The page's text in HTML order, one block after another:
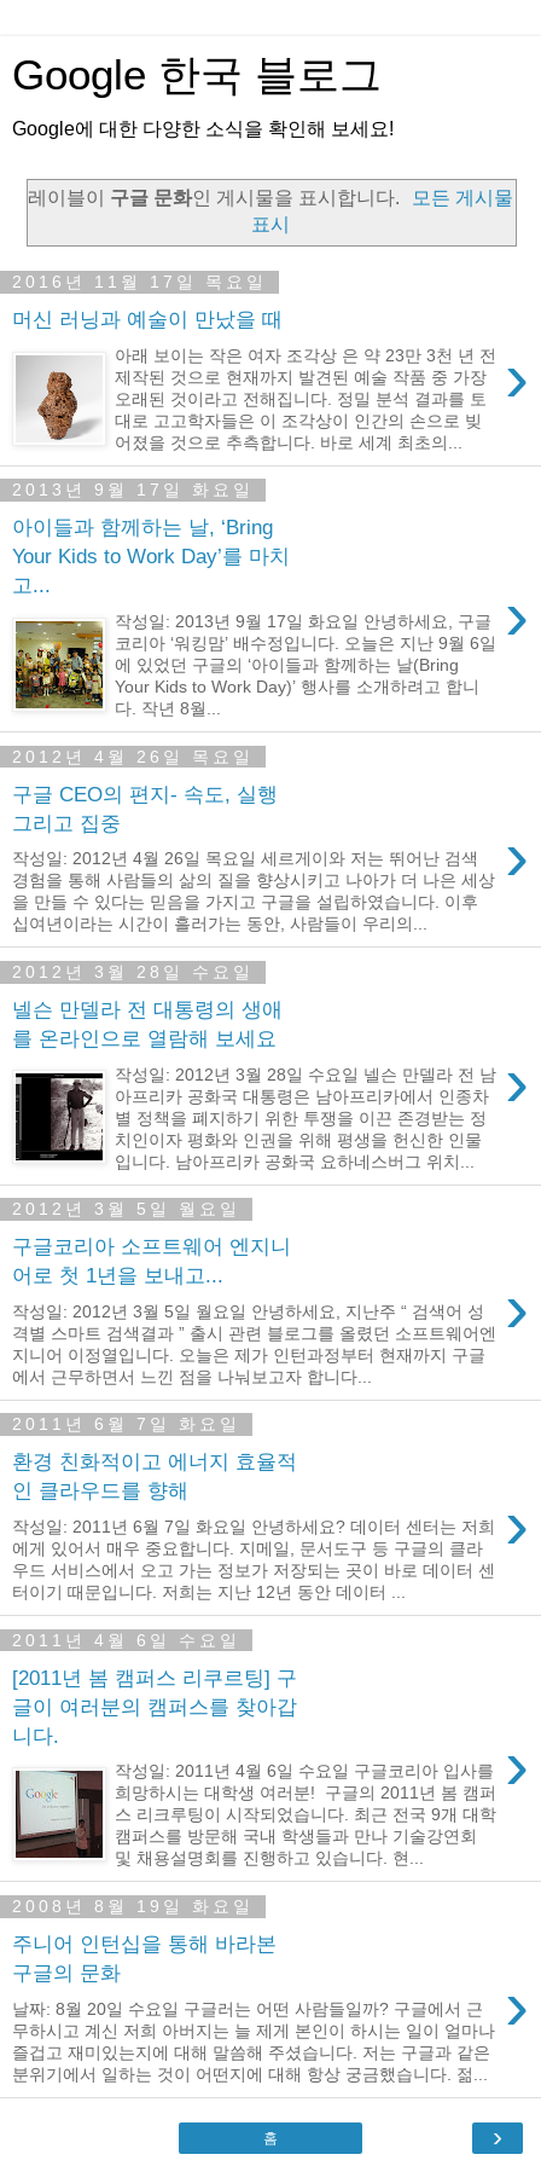
Google 한국 블로그
Google에 대한 다양한 소식을 확인해 보세요!
레이블이 구글 문화인 게시물을 표시합니다.
모든 게시물
표시
2016년 11월 17일 목요일
머신 러닝과 예술이 만났을 때
›
아래 보이는 작은 여자 조각상 은 약 23만 3천 년 전
제작된 것으로 현재까지 발견된 예술 작품 중 가장
오래된 것이라고 전해집니다. 정밀 분석 결과를 토
대로 고고학자들은 이 조각상이 인간의 손으로 빚
어졌을 것으로 추측합니다. 바로 세계 최초의...
2013년 9월 17일 화요일
아이들과 함께하는 날, ‘Bring
Your Kids to Work Day’를 마치
고...
›
작성일: 2013년 9월 17일 화요일 안녕하세요, 구글
코리아 ‘워킹맘’ 배수정입니다. 오늘은 지난 9월 6일
에 있었던 구글의 ‘아이들과 함께하는 날(Bring
Your Kids to Work Day)’ 행사를 소개하려고 합니
다. 작년 8월...
2012년 4월 26일 목요일
구글 CEO의 편지- 속도, 실행
그리고 집중
›
작성일: 2012년 4월 26일 목요일 세르게이와 저는 뛰어난 ​​검색
경험을 통해 사람들의 삶의 질을 향상시키고 나아가 더 나은 세상
을 만들 수 있다는 믿음을 가지고 구글을 설립하였습니다. 이후
십여년이라는 시간이 흘러가는 동안, 사람들이 우리의...
2012년 3월 28일 수요일
넬슨 만델라 전 대통령의 생애
를 온라인으로 열람해 보세요
›
작성일: 2012년 3월 28일 수요일 넬슨 만델라 전 남
아프리카 공화국 대통령은 남아프리카에서 인종차
별 정책을 폐지하기 위한 투쟁을 이끈 존경받는 정
치인이자 평화와 인권을 위해 평생을 헌신한 인물
입니다. 남아프리카 공화국 요하네스버그 위치...
2012년 3월 5일 월요일
구글코리아 소프트웨어 엔지니
어로 첫 1년을 보내고...
›
작성일: 2012년 3월 5일 월요일 안녕하세요, 지난주 “ 검색어 성
격별 스마트 검색결과 ” 출시 관련 블로그를 올렸던 소프트웨어엔
지니어 이정열입니다. 오늘은 제가 인턴과정부터 현재까지 구글
에서 근무하면서 느낀 점을 나눠보고자 합니다...
2011년 6월 7일 화요일
환경 친화적이고 에너지 효율적
인 클라우드를 향해
›
작성일: 2011년 6월 7일 화요일 안녕하세요? 데이터 센터는 저희
에게 있어서 매우 중요합니다. 지메일, 문서도구 등 구글의 클라
우드 서비스에서 오고 가는 정보가 저장되는 곳이 바로 데이터 센
터이기 때문입니다. 저희는 지난 12년 동안 데이터 ...
2011년 4월 6일 수요일
[2011년 봄 캠퍼스 리쿠르팅] 구
글이 여러분의 캠퍼스를 찾아갑
니다.
›
작성일: 2011년 4월 6일 수요일 구글코리아 입사를
희망하시는 대학생 여러분! 구글의 2011년 봄 캠퍼
스 리크루팅이 시작되었습니다. 최근 전국 9개 대학
캠퍼스를 방문해 국내 학생들과 만나 기술강연회
및 채용설명회를 진행하고 있습니다. 현...
2008년 8월 19일 화요일
주니어 인턴십을 통해 바라본
구글의 문화
›
날짜: 8월 20일 수요일 구글러는 어떤 사람들일까? 구글에서 근
무하시고 계신 저희 아버지는 늘 제게 본인이 하시는 일이 얼마나
즐겁고 재미있는지에 대해 말씀해 주셨습니다. 저는 구글과 같은
분위기에서 일하는 것이 어떤지에 대해 항상 궁금했습니다. 젊...
›
홈